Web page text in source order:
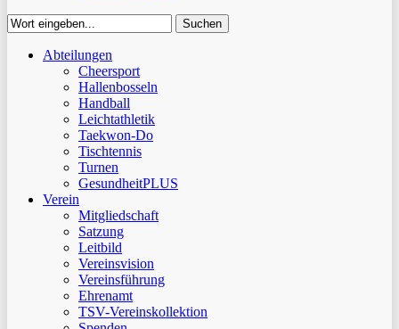
Suchen
SuchenAbteilungen
Cheersport
Hallenbosseln
Handball
Leichtathletik
Taekwon-Do
Tischtennis
Turnen
GesundheitPLUS
Verein
Mitgliedschaft
Satzung
Leitbild
Vereinsvision
Vereinsführung
Ehrenamt
TSV-Vereinskollektion